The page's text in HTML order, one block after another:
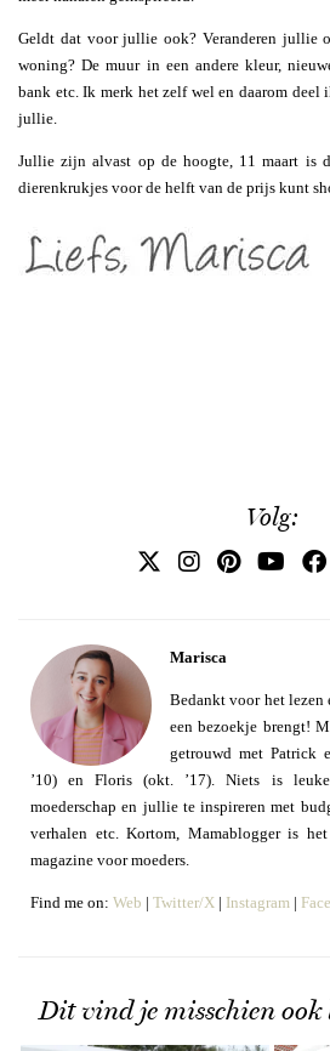
Geldt dat voor jullie ook? Veranderen jullie
woning? De muur in een andere kleur,
bank etc. Ik merk het zelf wel en daarom
jullie.
Jullie zijn alvast op de hoogte, 11 maart is
dierenkrukjes voor de helft van de prijs kunt
Volg:
Marisca
Bedankt voor het lezen
een bezoekje brengt!
getrouwd met Patrick
’10) en Floris (okt. ’17). Niets is
moederschap en jullie te inspireren met
verhalen etc. Kortom, Mamablogger is
magazine voor moeders.
Find me on: Web | Twitter/X | Instagram |
Dit vind je misschien ook